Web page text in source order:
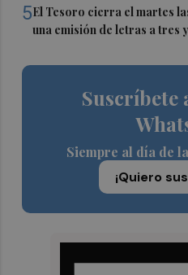
5El Tesoro cierra el martes
una emisión de letras a tres
Suscríbete
Siempre al día de
¡Quiero